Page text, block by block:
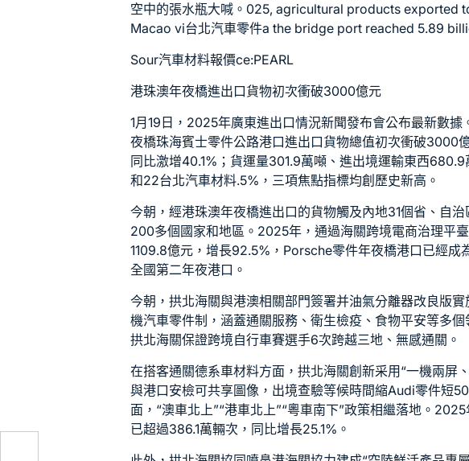
空中的張水瓶大喊。025, agricultural products exported
Macao vi台北汽車零件a the bridge port reached 5.89
Sour汽車材料報價ce:PEARL
港珠澳年夜橋進出口貨物初次衝破3000億元
1月19日，2025年廣東進出口情況新聞發布會公布最新數
夜橋珠海賓士零件公路港口進出口貨物總值初次衝破3000
同比激增40.1%；貨運量301.9萬噸、進出境運輸東西
和22台北汽車材料.5%，三項焦點指標均創歷史新高。
今朝，經港珠澳年夜橋進出口的貨物觸及內地31個省、自
200多個國家和地區。2025年，通過海關跨境電商治理平
1109.8億元，增長92.5%， Porsche零件年夜橋港口已經成
全國第二年夜港口。
今朝，拱北海關與港澳相關部門簽署并油氣分離器改良版實
機汽車零件制，涵蓋通關服務、衛生檢疫、食物平安等多個
拱北海關保證跨境自行車賽選手6次跨越三地、無感通關。
在搭客通關德系車材料方面，拱北海關創新采用“一機兩屏
與港口安檢可共享圖像，出境查驗等候時間縮Audi零件短
面，“澳車北上”“港車北上”“粵車南下”政策相繼落地。
已超過386.1萬輛次，同比增長25.1%。